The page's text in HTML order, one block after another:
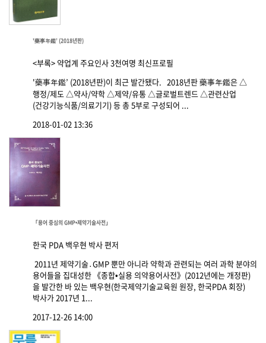
'藥事年鑑’ (2018년판)
<부록> 약업계 주요인사 3천여명 최신프로필
'藥事年鑑’ (2018년판)이 최근 발간됐다. 2018년판 藥事年鑑은 △
행정/제도 △약사/약학 △제약/유통 △글로벌트렌드 △관련산업
(건강기능식품/의료기기) 등 총 5부로 구성되어 ...
2018-01-02 13:36
「용어 중심의 GMP•제약기술사전」
한국 PDA 백우현 박사 편저
2011년 제약기술․GMP 뿐만 아니라 약학과 관련되는 여러 과학 분야의
용어들을 집대성한 《종합•실용 의약용어사전》(2012년에는 개정판)
을 발간한 바 있는 백우현(한국제약기술교육원 원장, 한국PDA 회장)
박사가 2017년 1...
2017-12-26 14:00